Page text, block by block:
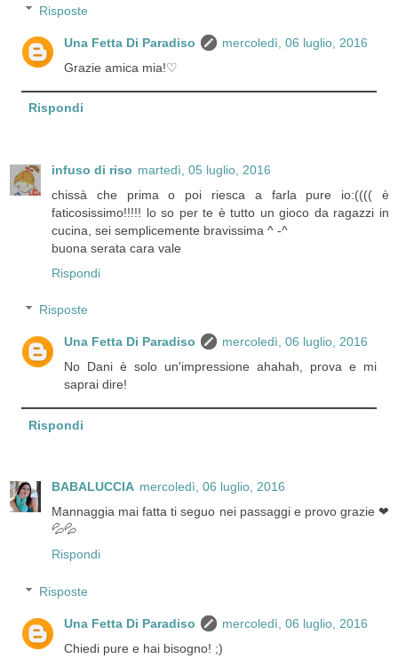
Risposte
Una Fetta Di Paradiso
mercoledì, 06 luglio, 2016
Grazie amica mia!♡
Rispondi
infuso di riso martedì, 05 luglio, 2016
chissà che prima o poi riesca a farla pure io:(((( è
faticosissimo!!!!! lo so per te è tutto un gioco da ragazzi in
cucina, sei semplicemente bravissima ^ -^
buona serata cara vale
Rispondi
Risposte
Una Fetta Di Paradiso
mercoledì, 06 luglio, 2016
No Dani è solo un'impressione ahahah, prova e mi
saprai dire!
Rispondi
BABALUCCIA mercoledì, 06 luglio, 2016
Mannaggia mai fatta ti seguo nei passaggi e provo grazie ❤
💦💦
Rispondi
Risposte
Una Fetta Di Paradiso
mercoledì, 06 luglio, 2016
Chiedi pure e hai bisogno! ;)